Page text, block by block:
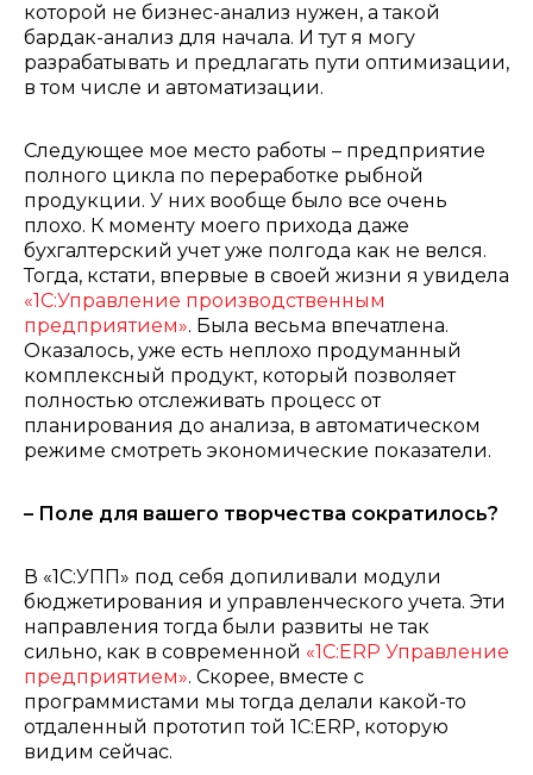
которой не бизнес-анализ нужен, а такой
бардак-анализ для начала. И тут я могу
разрабатывать и предлагать пути оптимизации,
в том числе и автоматизации.
Следующее мое место работы – предприятие
полного цикла по переработке рыбной
продукции. У них вообще было все очень
плохо. К моменту моего прихода даже
бухгалтерский учет уже полгода как не велся.
Тогда, кстати, впервые в своей жизни я увидела
«1С:Управление производственным
предприятием». Была весьма впечатлена.
Оказалось, уже есть неплохо продуманный
комплексный продукт, который позволяет
полностью отслеживать процесс от
планирования до анализа, в автоматическом
режиме смотреть экономические показатели.
– Поле для вашего творчества сократилось?
В «1С:УПП» под себя допиливали модули
бюджетирования и управленческого учета. Эти
направления тогда были развиты не так
сильно, как в современной «1С:ERP Управление
предприятием». Скорее, вместе с
программистами мы тогда делали какой-то
отдаленный прототип той 1С:ERP, которую
видим сейчас.